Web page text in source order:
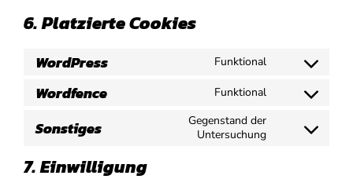
6. Platzierte Cookies
WordPress Funktional
Consent
wordpress
Wordfence Funktional
Consent
Sonstiges
Gegenstand der
Untersuchung
Consent
7. Einwilligung